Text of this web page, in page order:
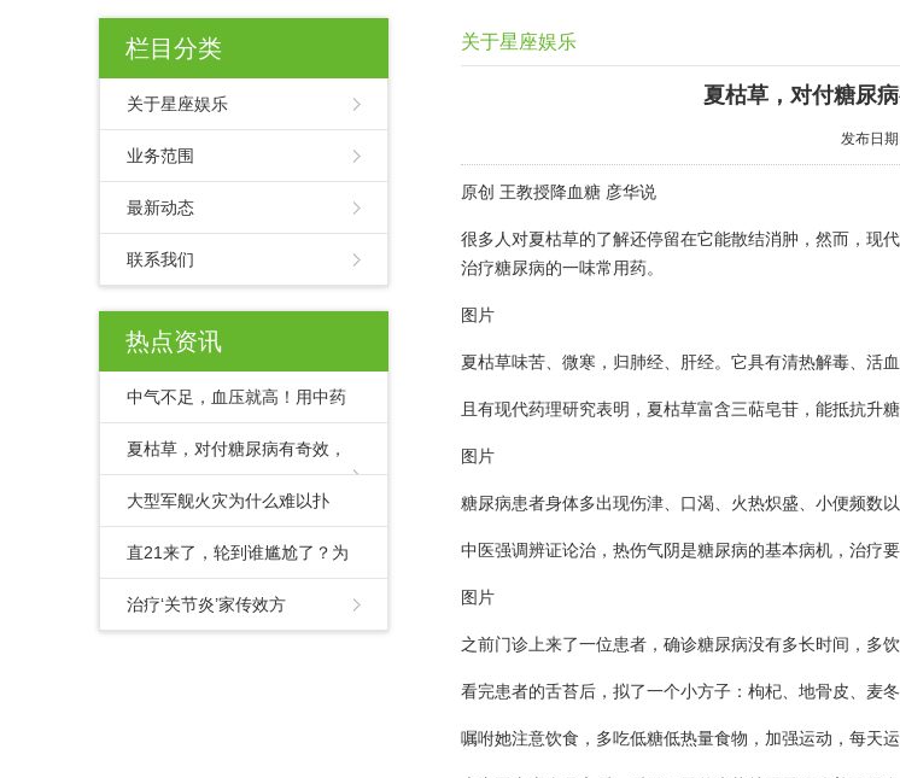
栏目分类
关于星座娱乐
业务范围
最新动态
联系我们
热点资讯
中气不足，血压就高！用中药
把中气补上去，降下患者200的
高血
夏枯草，对付糖尿病有奇效，
仅用5味药逆转了患者的高血糖
大型军舰火灾为什么难以扑
灭？美媒解读：结构非常复
杂，扑救难度
直21来了，轮到谁尴尬了？为
什么中国陆航必须装备重型武
治疗‘关节炎’家传效方
关于星座娱乐
夏枯草，对付糖尿
发布日
原创 王教授降血糖 彦华说
很多人对夏枯草的了解还停留在它能散结消肿，然而，现
治疗糖尿病的一味常用药。
图片
夏枯草味苦、微寒，归肺经、肝经。它具有清热解毒、活
且有现代药理研究表明，夏枯草富含三萜皂苷，能抵抗升
图片
糖尿病患者身体多出现伤津、口渴、火热炽盛、小便频数
中医强调辨证论治，热伤气阴是糖尿病的基本病机，治疗
图片
之前门诊上来了一位患者，确诊糖尿病没有多长时间，多
看完患者的舌苔后，拟了一个小方子：枸杞、地骨皮、麦
嘱咐她注意饮食，多吃低糖低热量食物，加强运动，每天